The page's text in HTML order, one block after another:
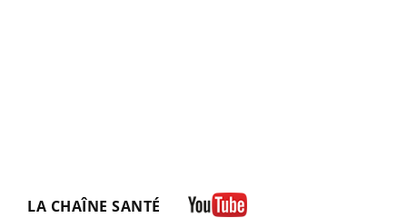
LA CHAÎNE SANTÉ